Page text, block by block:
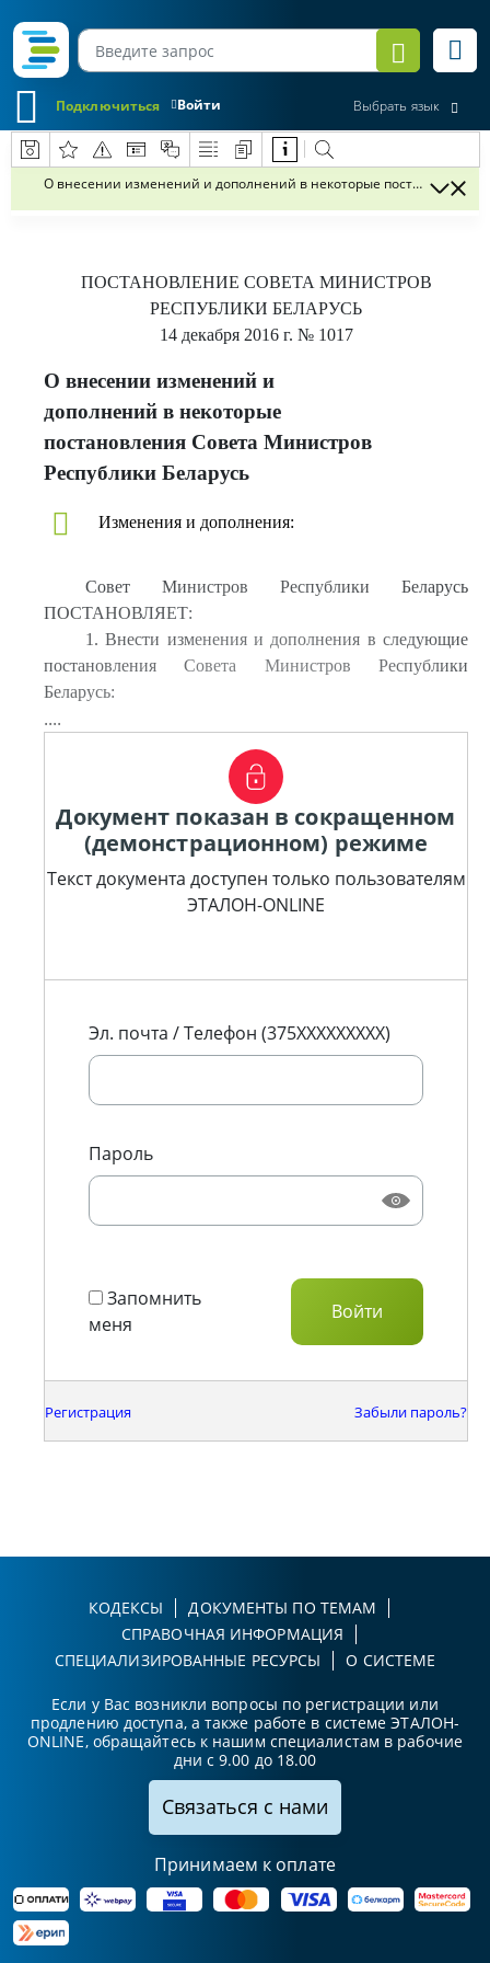
Войти
Подключиться Выбрать язык
О внесении изменений и дополнений в некоторые постановления
ПОСТАНОВЛЕНИЕ СОВЕТА МИНИСТРОВ
РЕСПУБЛИКИ БЕЛАРУСЬ
14 декабря 2016 г. № 1017
О внесении изменений и
дополнений в некоторые
постановления Совета Министров
Республики Беларусь
Изменения и дополнения:
Совет Министров Республики Беларусь
ПОСТАНОВЛЯЕТ:
1. Внести изменения и дополнения в следующие
постановления Совета Министров Республики
Беларусь:
....
Документ показан в сокращенном
(демонстрационном) режиме
Текст документа доступен только пользователям
ЭТАЛОН-ONLINE
Эл. почта / Телефон (375XXXXXXXXX)
Пароль
Запомнить
меня
Регистрация Забыли пароль?
КОДЕКСЫ
ДОКУМЕНТЫ ПО ТЕМАМ
СПРАВОЧНАЯ ИНФОРМАЦИЯ
СПЕЦИАЛИЗИРОВАННЫЕ РЕСУРСЫ
О СИСТЕМЕ
Если у Вас возникли вопросы по регистрации или
продлению доступа, а также работе в системе ЭТАЛОН-
ONLINE, обращайтесь к нашим специалистам в рабочие
дни с 9.00 до 18.00
Связаться с нами
Принимаем к оплате